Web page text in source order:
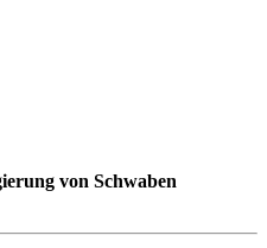
von Schwaben